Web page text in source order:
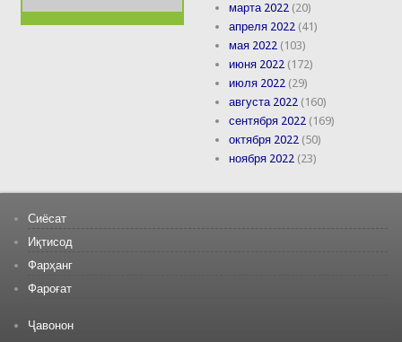
марта 2022 (20)
апреля 2022 (41)
мая 2022 (103)
июня 2022 (172)
июля 2022 (29)
августа 2022 (160)
сентября 2022 (169)
октября 2022 (50)
ноября 2022 (23)
Сиёсат
Иқтисод
Фарҳанг
Фароғат
Ҷавонон